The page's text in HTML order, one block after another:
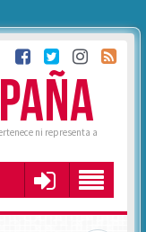
ni representa a